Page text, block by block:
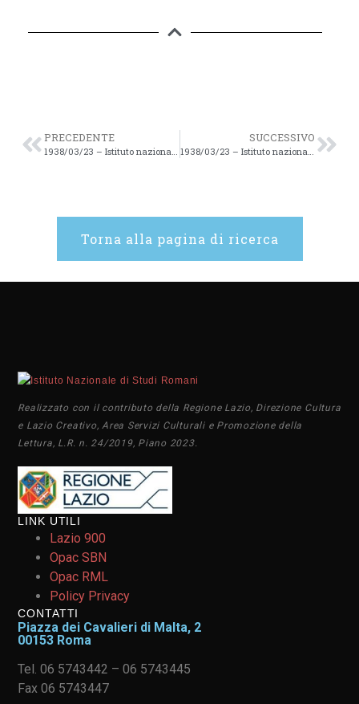
PRECEDENTE
1938/03/23 – Istituto nazionale di Studi romani. Convegno Augusteo. Roma 23-27 sett. 1938 XVI – 16v
SUCCESSIVO
1938/03/23 – Istituto nazionale di Studi romani. Convegno Augusteo. Roma 23-27 sett. 1938 XVI – 17v
Torna alla pagina di ricerca
Realizzato con il contributo della Regione Lazio, Direzione Cultura
e Lazio Creativo, Area Servizi Culturali e Promozione della
Lettura, L.R. n. 24/2019, Piano 2023.
LINK UTILI
Lazio 900
Opac SBN
Opac RML
Policy Privacy
CONTATTI
Piazza dei Cavalieri di Malta, 2
00153 Roma
Tel. 06 5743442 – 06 5743445
Fax 06 5743447